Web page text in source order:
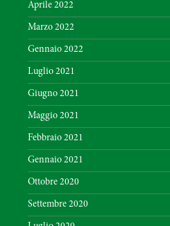
Aprile 2022
Marzo 2022
Gennaio 2022
Luglio 2021
Giugno 2021
Maggio 2021
Febbraio 2021
Gennaio 2021
Ottobre 2020
Settembre 2020